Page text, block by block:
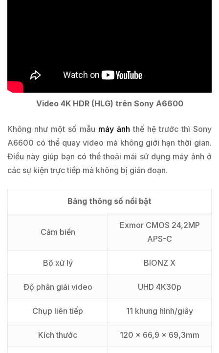
Video 4K HDR (HLG) trên Sony A6600
Không như một số mẫu máy ảnh thế hệ trước thì Sony
A6600 có thể quay video mà không giới hạn thời gian.
Điều này giúp bạn có thể thoải mái sử dụng máy ảnh ở
các sự kiện trực tiếp mà không bị gián đoạn.
Bảng thông số nổi bật
Cảm biến
Exmor CMOS 24,2MP
APS-C
Bộ xử lý BIONZ X
Độ phân giải video UHD 4K30p
Chụp liên tiếp 11 khung hình/giây
Kích thước 120 x 66,9 x 69,3mm